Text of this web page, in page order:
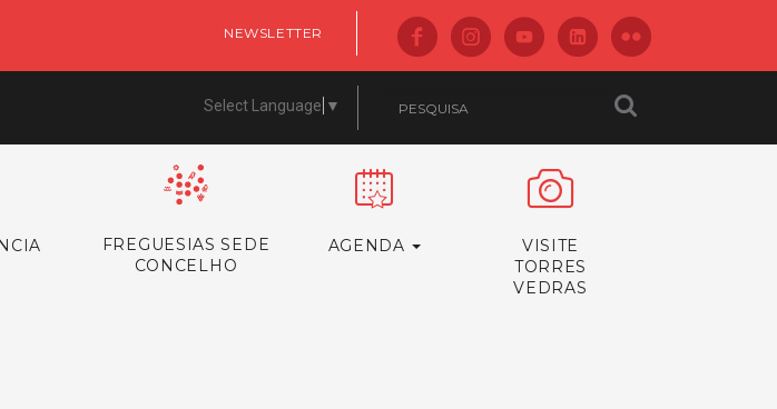
NEWSLETTER
Select Language ▼
FREGUESIAS SEDE
CONCELHO
AGENDA
VISITE
TORRES
VEDRAS